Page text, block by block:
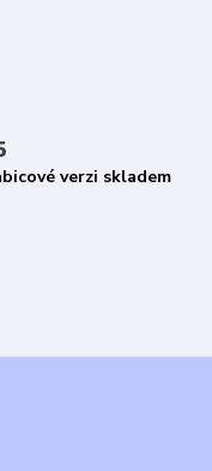
verzi skladem